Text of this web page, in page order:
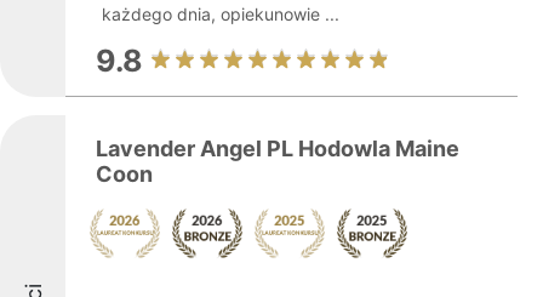
każdego dnia, opiekunowie ...
9.8
Lavender Angel PL Hodowla Maine
Coon